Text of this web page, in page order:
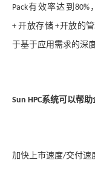
Pack有效率达到 80%
+开放存储+开放的
于基于应用需求的深
Sun HPC系统可以帮助
加快上市速度/交付速